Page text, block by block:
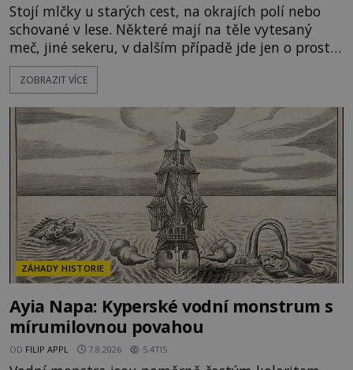
Stojí mlčky u starých cest, na okrajích polí nebo
schované v lese. Některé mají na těle vytesaný
meč, jiné sekeru, v dalším případě jde jen o prostý
kříž. Na první pohled vypadají jako zapomenuté
náboženské památky. Jenže některé z nich mají
zločiny, pokáním a dávným právem, kdy se vrah a
rodina jeho oběti mohli dohodnout na usmíření.
Jenže po s
ZOBRAZIT VÍCE
ZÁHADY HISTORIE
Ayia Napa: Kyperské vodní monstrum s
mírumilovnou povahou
OD FILIP APPL 7.8.2026 5.4TIS